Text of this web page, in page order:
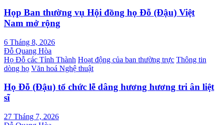
Họp Ban thường vụ Hội đồng họ Đỗ (Đậu) Việt
Nam mở rộng
6 Tháng 8, 2026
Đỗ Quang Hòa
Họ Đỗ các Tỉnh Thành Hoạt động của ban thường trực Thông tin
dòng họ Văn hoá Nghệ thuật
Họ Đỗ (Đậu) tổ chức lễ dâng hương hương tri ân liệt
sĩ
27 Tháng 7, 2026